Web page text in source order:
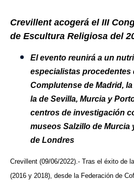
Crevillent acogerá el III
de Escultura Religiosa del
El evento reunirá a un
especialistas procedentes
Complutense de Madrid,
la de Sevilla, Murcia y
centros de investigación
museos Salzillo de Murcia
de Londres
Crevillent (09/06/2022).- Tras el éxito de
(2016 y 2018), desde la Federación de